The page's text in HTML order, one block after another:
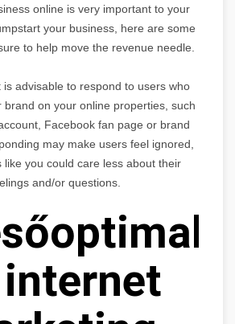
online is very important to your
your business, here are some
to help move the revenue needle.
is advisable to respond to users who
brand on your online properties, such
Facebook fan page or brand
may make users feel ignored,
like you could care less about their
and/or questions.